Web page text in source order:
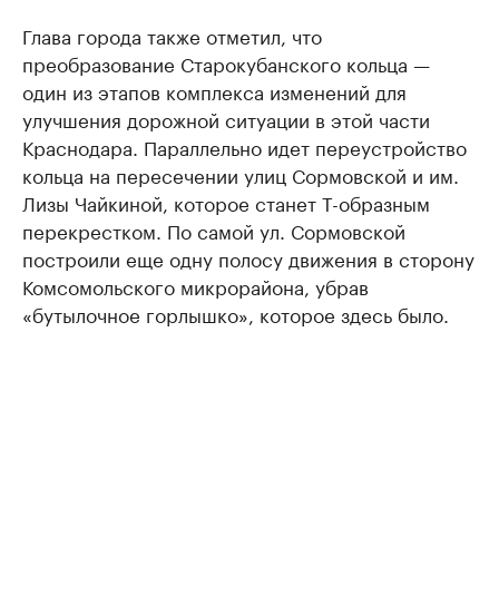
Глава города также отметил, что
преобразование Старокубанского кольца —
один из этапов комплекса изменений для
улучшения дорожной ситуации в этой части
Краснодара. Параллельно идет переустройство
кольца на пересечении улиц Сормовской и им.
Лизы Чайкиной, которое станет Т-образным
перекрестком. По самой ул. Сормовской
построили еще одну полосу движения в сторону
Комсомольского микрорайона, убрав
«бутылочное горлышко», которое здесь было.